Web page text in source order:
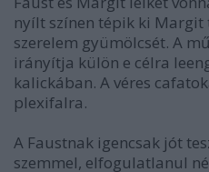
nyílt színen tépik ki Margit
szerelem gyümölcsét. A
irányítja külön e célra
kalickában. A véres
plexifalra.
A Faustnak igencsak jót
szemmel, elfogulatlanul